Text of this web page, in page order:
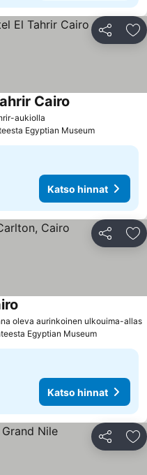
Jaa
aukiolla
Cairo
Egyptian Museum
Katso hinnat
Jaa
oleva aurinkoinen ulkouima-allas
Egyptian Museum
Katso hinnat
Jaa